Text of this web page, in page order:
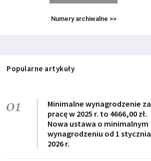
Numery archiwalne >>
Popularne artykuły
01
Minimalne wynagrodzenie za
pracę w 2025 r. to 4666,00 zł.
Nowa ustawa o minimalnym
wynagrodzeniu od 1 stycznia
2026 r.